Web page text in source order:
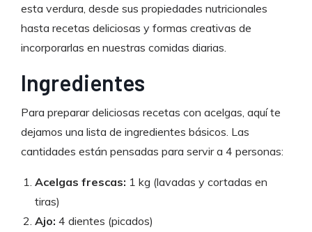
esta verdura, desde sus propiedades nutricionales
hasta recetas deliciosas y formas creativas de
incorporarlas en nuestras comidas diarias.
Ingredientes
Para preparar deliciosas recetas con acelgas, aquí te
dejamos una lista de ingredientes básicos. Las
cantidades están pensadas para servir a 4 personas:
Acelgas frescas: 1 kg (lavadas y cortadas en
tiras)
Ajo: 4 dientes (picados)